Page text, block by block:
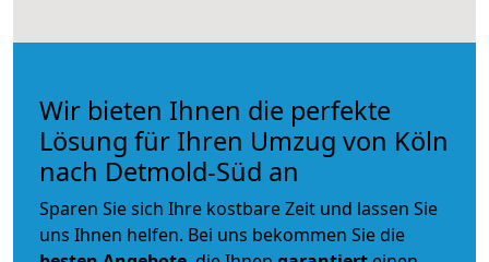
Wir bieten Ihnen die perfekte
Lösung für Ihren Umzug von Köln
nach Detmold-Süd an
Sparen Sie sich Ihre kostbare Zeit und lassen Sie
uns Ihnen helfen. Bei uns bekommen Sie die